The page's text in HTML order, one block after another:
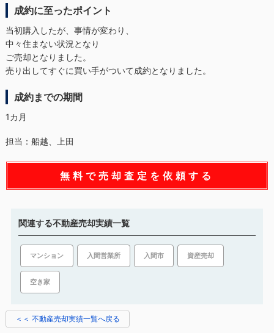
成約に至ったポイント
当初購入したが、事情が変わり、
中々住まない状況となり
ご売却となりました。
売り出してすぐに買い手がついて成約となりました。
成約までの期間
1カ月
担当：船越、上田
無料で売却査定を依頼する
関連する不動産売却実績一覧
マンション 入間営業所 入間市 資産売却
空き家
＜＜ 不動産売却実績一覧へ戻る